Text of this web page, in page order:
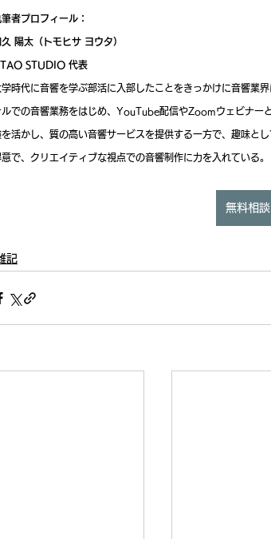
者プロフィール：
陽太（トモヒサ ヨウタ）
STUDIO 代表
学時代に音響を学ぶ部活に入部したことをきっかけに音響
ルでの音響業務をはじめ、YouTube配信やZoomウェビナー
を活かし、質の高い音響サービスを提供する一方で、趣味と
意で、クリエイティブな視点での音響制作に力を入れている。
無料相
記